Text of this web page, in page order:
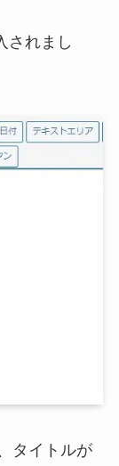
されまし
タイトルが